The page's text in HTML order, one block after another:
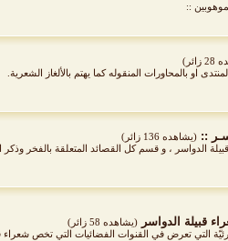
::
او بالمحاورات المنقوله كما يهتم بالألغاز الشعرية.
:: (يشاهده 136 زائر)
الدواسر ، و قسم كل القصائد المتعلقة بالفخر وذكر
قبيلة الدواسر
(يشاهده 58 زائر)
التي تعرض في القنوات الفضائيات التي تخص شعراء